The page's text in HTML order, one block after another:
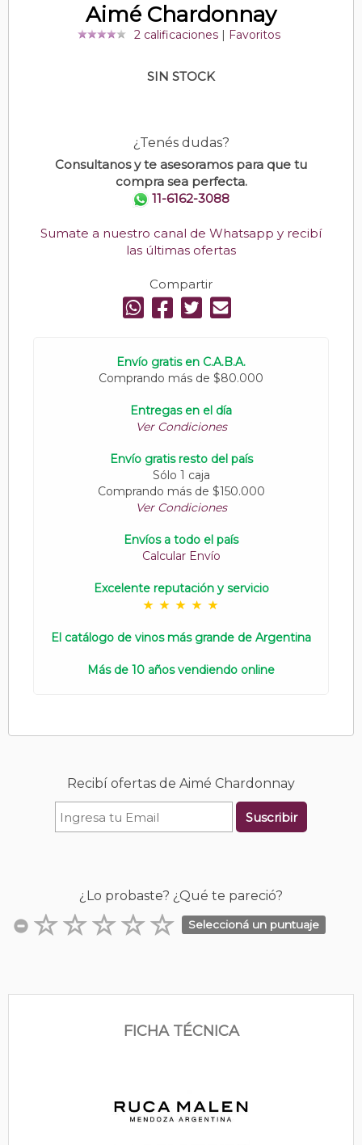
Aimé Chardonnay
2 calificaciones| Favoritos
SIN STOCK
¿Tenés dudas?
Consultanos y te asesoramos para que tu
compra sea perfecta.
11-6162-3088
Sumate a nuestro canal de Whatsapp y recibí
las últimas ofertas
Compartir
Envío gratis en C.A.B.A.
Comprando más de $80.000
Entregas en el día
Ver Condiciones
Envío gratis resto del país
Sólo 1 caja
Comprando más de $150.000
Ver Condiciones
Envíos a todo el país
Calcular Envío
Excelente reputación y servicio
El catálogo de vinos más grande de Argentina
Más de 10 años vendiendo online
Recibí ofertas de Aimé Chardonnay
Suscribir
¿Lo probaste? ¿Qué te pareció?
Seleccioná un puntuaje
FICHA TÉCNICA